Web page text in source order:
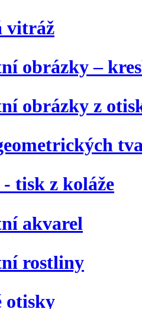
vitráž
obrázky –
obrázky z
tisk z koláže
akvarel
rostliny
otisky